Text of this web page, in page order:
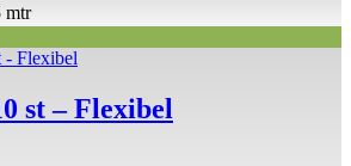
mtr
st – Flexibel